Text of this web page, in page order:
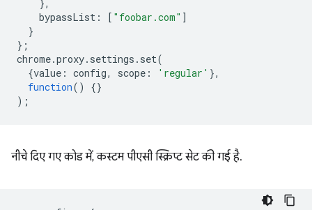
},
bypassList : [ "foobar.com" ]
}
};
chrome.proxy. settings . set(
{value : config, scope : 'regular' },
function()
{}
);
नीचे दिए गए कोड में, कस्टम पीएसी स्क्रिप्ट सेट की गई है.